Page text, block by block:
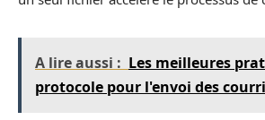
A lire aussi : Les meilleures
protocole pour l'envoi des